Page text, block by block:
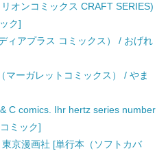
オンコミックス CRAFT SERIES)
ク]
ィアプラス コミックス） / おげれ
マーガレットコミックス） / やま
C comics. Ihr hertz series number
ミック]
京漫画社 [単行本（ソフトカバ